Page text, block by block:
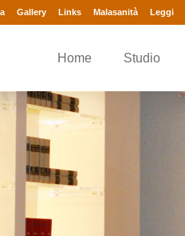
Gallery Links Malasanità Leggi
Home Studio